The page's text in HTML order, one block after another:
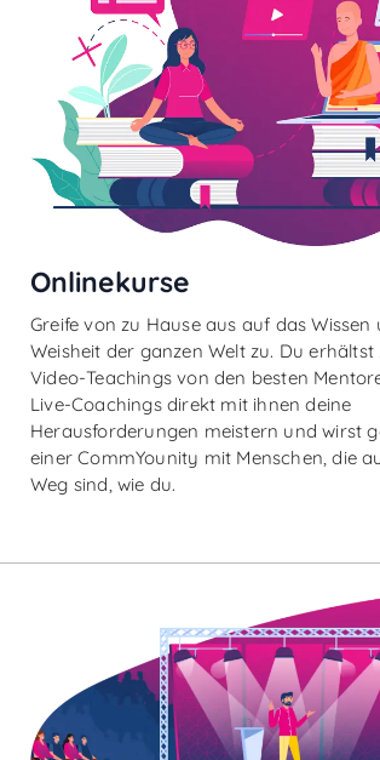
Onlinekurse
Greife von zu Hause aus auf das Wissen
Weisheit der ganzen Welt zu. Du
Video-Teachings von den besten
Live-Coachings direkt mit ihnen deine
Herausforderungen meistern und wirst
einer CommYounity mit Menschen, die
Weg sind, wie du.